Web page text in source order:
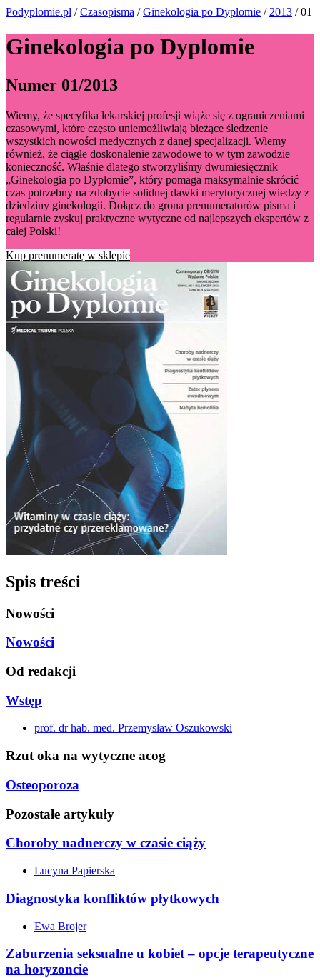
Podyplomie.pl /Czasopisma /Ginekologia po Dyplomie / 2013 / 01
Ginekologia po Dyplomie
Numer 01/2013
Wiemy, że specyfika lekarskiej profesji wiąże się z ograniczeniami
czasowymi, które często uniemożliwiają bieżące śledzenie
wszystkich nowości medycznych z danej specjalizacji. Wiemy
również, że ciągłe doskonalenie zawodowe to w tym zawodzie
konieczność. Właśnie dlatego stworzyliśmy dwumiesięcznik
„Ginekologia po Dyplomie”, który pomaga maksymalnie skrócić
czas potrzebny na zdobycie solidnej dawki merytorycznej wiedzy z
dziedziny ginekologii. Dołącz do grona prenumeratorów pisma i
regularnie zyskuj praktyczne wytyczne od najlepszych ekspertów z
całej Polski!
Kup prenumeratę w sklepie
Spis treści
Nowości
Nowości
Od redakcji
Wstęp
prof. dr hab. med. Przemysław Oszukowski
Rzut oka na wytyczne acog
Osteoporoza
Pozostałe artykuły
Choroby nadnerczy w czasie ciąży
Lucyna Papierska
Diagnostyka konfliktów płytkowych
Ewa Brojer
Zaburzenia seksualne u kobiet – opcje terapeutyczne
na horyzoncie